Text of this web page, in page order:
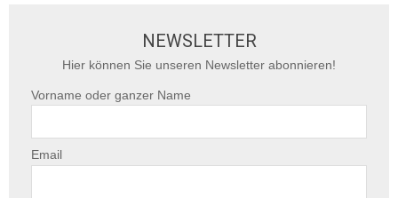
NEWSLETTER
Hier können Sie unseren Newsletter abonnieren!
Vorname oder ganzer Name
Email